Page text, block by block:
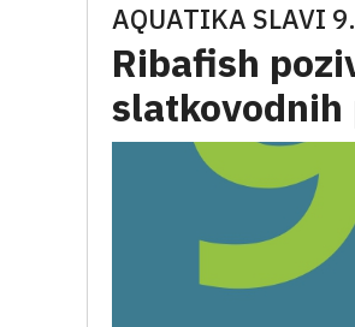
AQUATIKA SLAVI
Ribafish
slatkovodnih